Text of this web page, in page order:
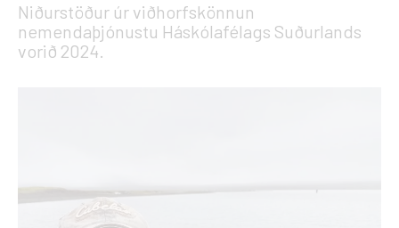
Niðurstöður úr viðhorfskönnun
nemendaþjónustu Háskólafélags Suðurlands
vorið 2024.